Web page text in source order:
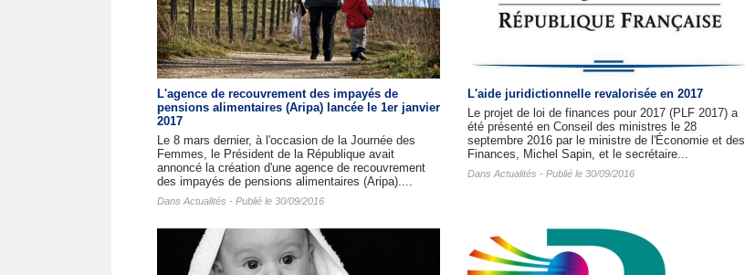
L'agence de recouvrement des impayés de
pensions alimentaires (Aripa) lancée le 1er janvier
2017
Le 8 mars dernier, à l'occasion de la Journée des
Femmes, le Président de la République avait
annoncé la création d'une agence de recouvrement
des impayés de pensions alimentaires (Aripa)....
Dans Actualités - Publié le 30/09/2016
L'aide juridictionnelle revalorisée en 2017
Le projet de loi de finances pour 2017 (PLF 2017) a
été présenté en Conseil des ministres le 28
septembre 2016 par le ministre de l'Économie et des
Finances, Michel Sapin, et le secrétaire...
Dans Actualités - Publié le 30/09/2016